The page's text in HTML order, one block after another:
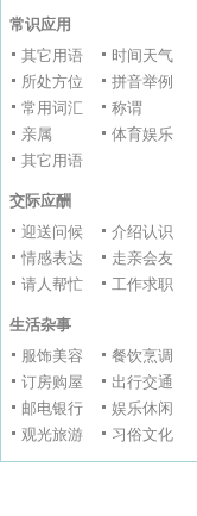
常识应用
其它用语
时间天气
所处方位
拼音举例
常用词汇
称谓
亲属
体育娱乐
其它用语
交际应酬
迎送问候
介绍认识
情感表达
走亲会友
请人帮忙
工作求职
生活杂事
服饰美容
餐饮烹调
订房购屋
出行交通
邮电银行
娱乐休闲
观光旅游
习俗文化